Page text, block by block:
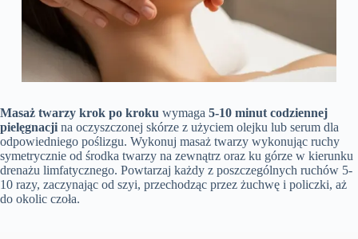
Masaż twarzy krok po kroku wymaga 5-10 minut codziennej
pielęgnacji na oczyszczonej skórze z użyciem olejku lub serum dla
odpowiedniego poślizgu. Wykonuj masaż twarzy wykonując ruchy
symetrycznie od środka twarzy na zewnątrz oraz ku górze w kierunku
drenażu limfatycznego. Powtarzaj każdy z poszczególnych ruchów 5-
10 razy, zaczynając od szyi, przechodząc przez żuchwę i policzki, aż
do okolic czoła.